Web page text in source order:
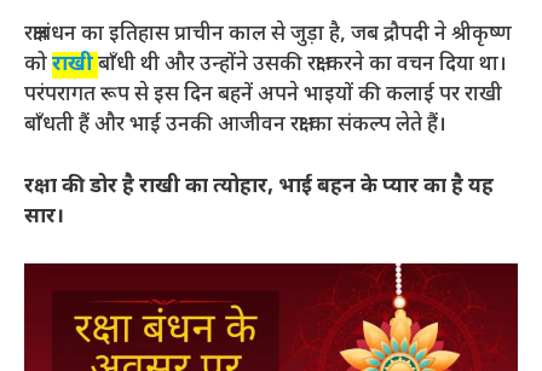
रक्षाबंधन का इतिहास प्राचीन काल से जुड़ा है, जब द्रौपदी ने श्रीकृष्ण
कोराखीबाँधी थी और उन्होंने उसकी रक्षा करने का वचन दिया था।
परंपरागत रूप से इस दिन बहनें अपने भाइयों की कलाई पर राखी
बाँधती हैं और भाई उनकी आजीवन रक्षा का संकल्प लेते हैं।
रक्षा की डोर है राखी का त्योहार, भाई बहन के प्यार का है यह
सार।